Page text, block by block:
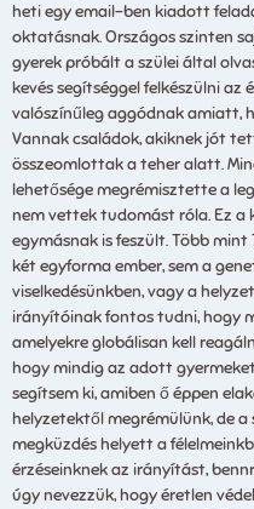
heti egy email-ben kiadott
oktatásnak. Országos szinten
gyerek próbált a szülei által
kevés segítséggel felkészülni az
valószínűleg aggódnak amiatt,
Vannak családok, akiknek jót
összeomlottak a teher alatt.
lehetősége megrémisztette a
nem vettek tudomást róla. Ez a
egymásnak is feszült. Több mint
két egyforma ember, sem a
viselkedésünkben, vagy a
irányítóinak fontos tudni, hogy
amelyekre globálisan kell
hogy mindig az adott
segítsem ki, amiben ő éppen
helyzetektől megrémülünk, de a
megküzdés helyett a
érzéseinknek az irányítást,
úgy nevezzük, hogy éretlen